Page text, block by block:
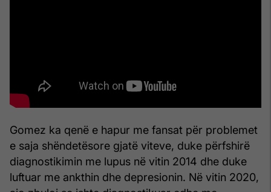
Gomez ka qenë e hapur me fansat për problemet
e saja shëndetësore gjatë viteve, duke përfshirë
diagnostikimin me lupus në vitin 2014 dhe duke
luftuar me ankthin dhe depresionin. Në vitin 2020,